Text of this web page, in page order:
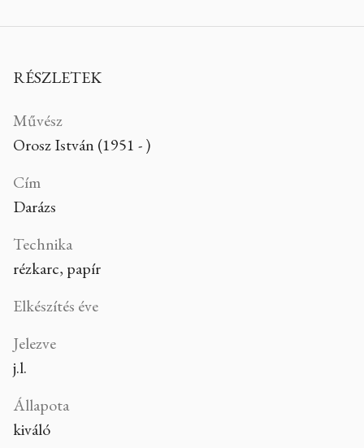
RÉSZLETEK
Művész
Orosz István (1951 - )
Cím
Darázs
Technika
rézkarc, papír
Elkészítés éve
Jelezve
j.l.
Állapota
kiváló